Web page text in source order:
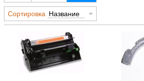
Сортировка Название